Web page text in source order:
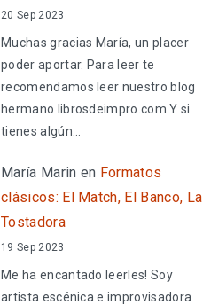
20 Sep 2023
Muchas gracias María, un placer
poder aportar. Para leer te
recomendamos leer nuestro blog
hermano librosdeimpro.com Y si
tienes algún…
María Marin en Formatos
clásicos: El Match, El Banco, La
Tostadora
19 Sep 2023
Me ha encantado leerles! Soy
artista escénica e improvisadora